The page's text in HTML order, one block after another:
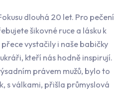
dlouhá 20 let. Pro pečení
šikovné ruce a lásku k
přece vystačily i naše babičky
kteří nás hodně inspirují.
právem mužů, bylo to
s válkami, přišla průmyslová